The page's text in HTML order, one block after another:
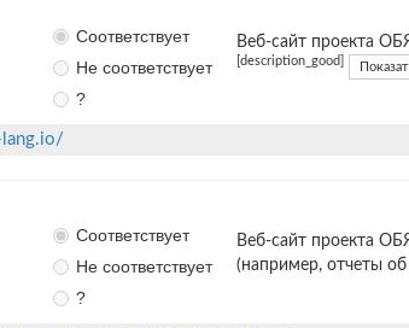
Соответствует
Не соответствует
?
Веб-сайт проекта
[description_good]
Соответствует
Не соответствует
?
Веб-сайт проекта
(например, отчеты